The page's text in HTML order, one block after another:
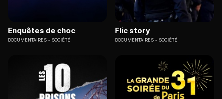
Enquêtes de choc
DOCUMENTAIRES SOCIÉTÉ
Flic story
DOCUMENTAIRES SOCIÉTÉ